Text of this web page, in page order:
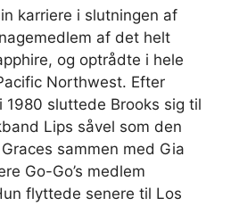
karriere i slutningen af
af det helt
og optrådte i hele
Northwest. Efter
sluttede Brooks sig til
Lips såvel som den
sammen med Gia
Go-Go’s medlem
flyttede senere til Los